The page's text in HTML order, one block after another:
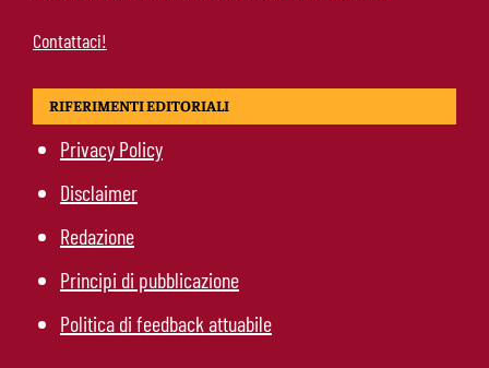
Contattaci!
RIFERIMENTI EDITORIALI
Privacy Policy
Disclaimer
Redazione
Principi di pubblicazione
Politica di feedback attuabile